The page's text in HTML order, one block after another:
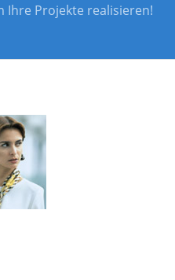
Ihre Projekte realisieren!